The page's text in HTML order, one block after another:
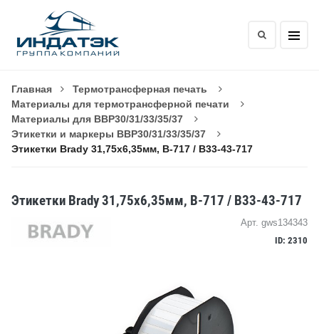
Главная
Термотрансферная печать
Материалы для термотрансферной печати
Материалы для BBP30/31/33/35/37
Этикетки и маркеры BBP30/31/33/35/37
Этикетки Brady 31,75x6,35мм, B-717 / B33-43-717
Этикетки Brady 31,75x6,35мм, B-717 / B33-43-717
Арт. gws134343
ID: 2310